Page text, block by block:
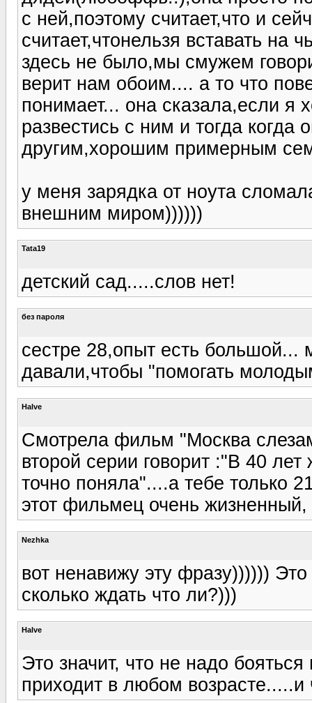
с ней,поэтому считает,что и
считает,чтонельзя вставать на
здесь не было,мы смужем
верит нам обоим.... а то что
понимает... она сказала,если я
развестись с ним и тогда
другим,хорошим примерным
у меня зарядка от ноута
внешним миром))))))
Tata19
детский сад.....слов нет!
без пароля
сестре 28,опыт есть большой...
давали,чтобы "помогать
Halve
Смотрела фильм "Москва
второй серии говорит :"В 40 лет
точно поняла"....а тебе только
этот фильмец очень жизненный,
Nezhka
вот ненавижу эту фразу))))))
сколько ждать что ли?)))
Halve
Это значит, что не надо
приходит в любом возрасте.....и